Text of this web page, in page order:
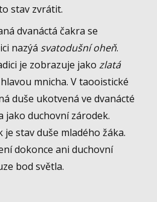
stav zvrátit.
dvanáctá čakra se
nazýá svatodušní oheň.
je zobrazuje jakozlatá
mnicha. V taooistické
duše ukotvená ve dvanácté
jako duchovní zárodek.
stav duše mladého žáka.
dokonce ani duchovní
bod světla.